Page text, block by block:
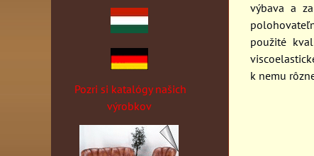
výbava a
použité
k nemu
Pozri si katalógy našich
výrobkov